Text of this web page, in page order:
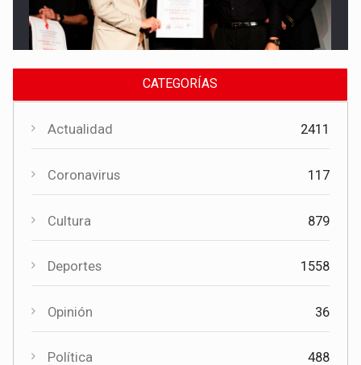
Cultura
El Gobierno regional apoya el Certamen de Bandas de Mota
del Cuervo con 18.000 euros
Cultura
El Certamen "Villa Cervantina" vuelve a situar a Mota del
CATEGORÍAS
Actualidad 2411
Coronavirus 117
Cultura 879
Deportes 1558
Opinión 36